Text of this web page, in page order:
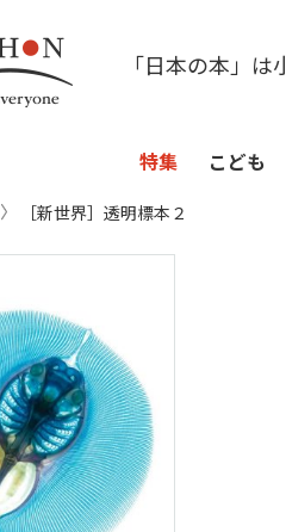
「日本の本」
特集 こども
［新世界］透明標本２